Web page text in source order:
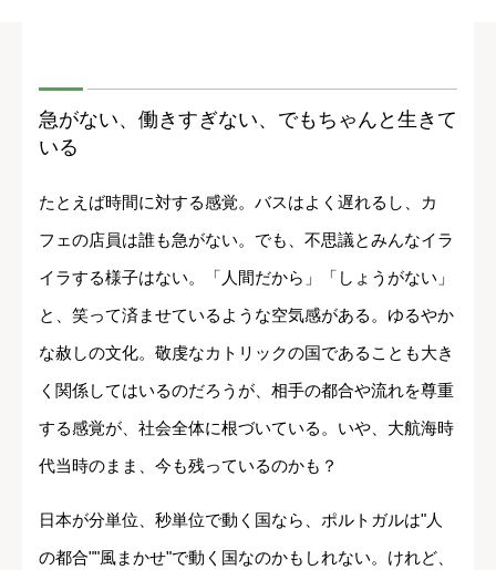
急がない、働きすぎない、でもちゃんと生きて
いる
たとえば時間に対する感覚。バスはよく遅れるし、カ
フェの店員は誰も急がない。でも、不思議とみんなイラ
イラする様子はない。「人間だから」「しょうがない」
と、笑って済ませているような空気感がある。ゆるやか
な赦しの文化。敬虔なカトリックの国であることも大き
く関係してはいるのだろうが、相手の都合や流れを尊重
する感覚が、社会全体に根づいている。いや、大航海時
代当時のまま、今も残っているのかも？
日本が分単位、秒単位で動く国なら、ポルトガルは"人
の都合""風まかせ"で動く国なのかもしれない。けれど、